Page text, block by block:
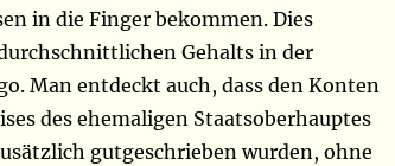
in die Finger bekommen. Dies
Gehalts in der
Man entdeckt auch, dass den Konten
des ehemaligen Staatsoberhauptes
gutgeschrieben wurden, ohne